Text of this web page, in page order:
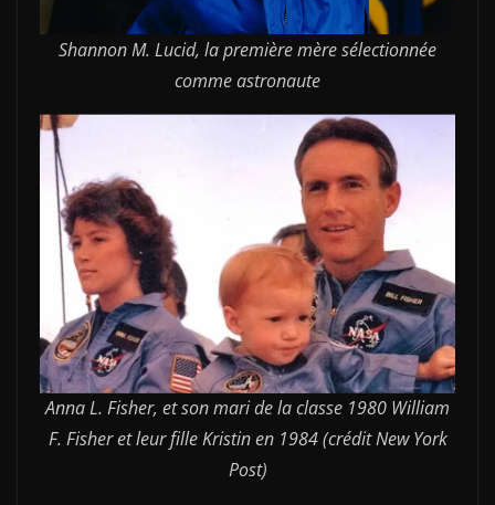
Shannon M. Lucid, la première mère sélectionnée
comme astronaute
Anna L. Fisher, et son mari de la classe 1980 William
F. Fisher et leur fille Kristin en 1984 (créditNew York
Post)